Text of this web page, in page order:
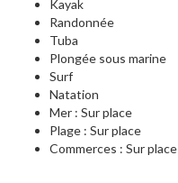
Kayak
Randonnée
Tuba
Plongée sous marine
Surf
Natation
Mer : Sur place
Plage : Sur place
Commerces : Sur place